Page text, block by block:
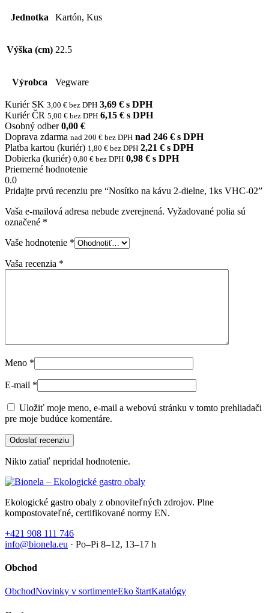
Jednotka Kartón, Kus
Výška (cm) 22.5
Výrobca Vegware
Kuriér SK 3,00 € bez DPH 3,69 € s DPH
Kuriér ČR 5,00 € bez DPH 6,15 € s DPH
Osobný odber 0,00 €
Doprava zdarma nad 200 € bez DPH nad 246 € s DPH
Platba kartou (kuriér) 1,80 € bez DPH 2,21 € s DPH
Dobierka (kuriér) 0,80 € bez DPH 0,98 € s DPH
Priemerné hodnotenie
0.0
Pridajte prvú recenziu pre “Nosítko na kávu 2-dielne, 1ks VHC-02”
Vaša e-mailová adresa nebude zverejnená. Vyžadované polia sú
označené *
Vaše hodnotenie *
Vaša recenzia *
Meno *
E-mail *
Uložiť moje meno, e-mail a webovú stránku v tomto prehliadači
pre moje budúce komentáre.
Nikto zatiaľ nepridal hodnotenie.
Ekologické gastro obaly z obnoviteľných zdrojov. Plne
kompostovateľné, certifikované normy EN.
+421 908 111 746
info@bionela.eu · Po–Pi 8–12, 13–17 h
Obchod
ObchodNovinky v sortimenteEko štartKatalógy